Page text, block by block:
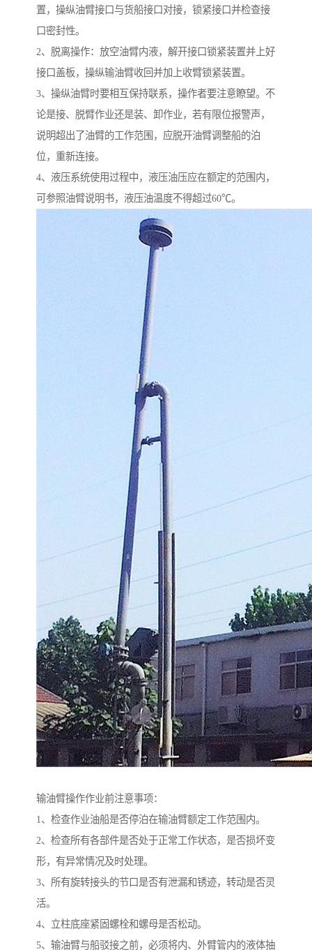
置，操纵油臂接口与货船接口对接，锁紧接口并检查接
口密封性。
2、脱离操作：放空油臂内液，解开接口锁紧装置并上好
接口盖板，操纵输油臂收回并加上收臂锁紧装置。
3、操纵油臂时要相互保持联系，操作者要注意瞭望。不
论是接、脱臂作业还是装、卸作业，若有限位报警声，
说明超出了油臂的工作范围，应脱开油臂调整船的泊
位，重新连接。
4、液压系统使用过程中，液压油压应在额定的范围内，
可参照油臂说明书，液压油温度不得超过60℃。
输油臂操作作业前注意事项：
1、检查作业油船是否停泊在输油臂额定工作范围内。
2、检查所有各部件是否处于正常工作状态，是否损坏变
形，有异常情况及时处理。
3、所有旋转接头的节口是否有泄漏和锈迹，转动是否灵
活。
4、立柱底座紧固螺栓和螺母是否松动。
5、输油臂与船驳接之前，必须将内、外臂管内的液体抽